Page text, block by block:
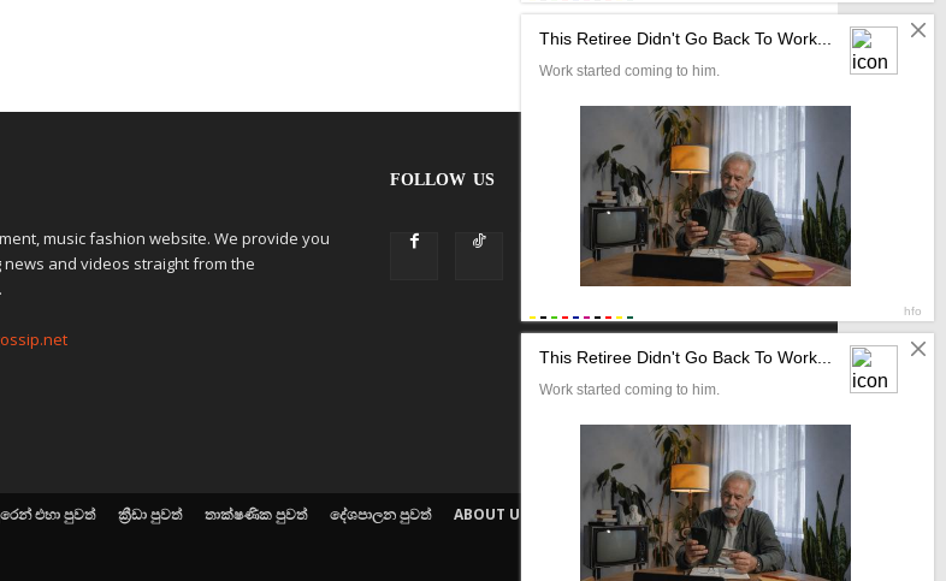
music fashion website. We provide you
and videos straight from the
FOLLOW US
එහා පුවත් ක්‍රීඩා පුවත් තාක්ෂණික පුවත් දේශපාලන පුවත් ABOUT US
ETHICS POLICY